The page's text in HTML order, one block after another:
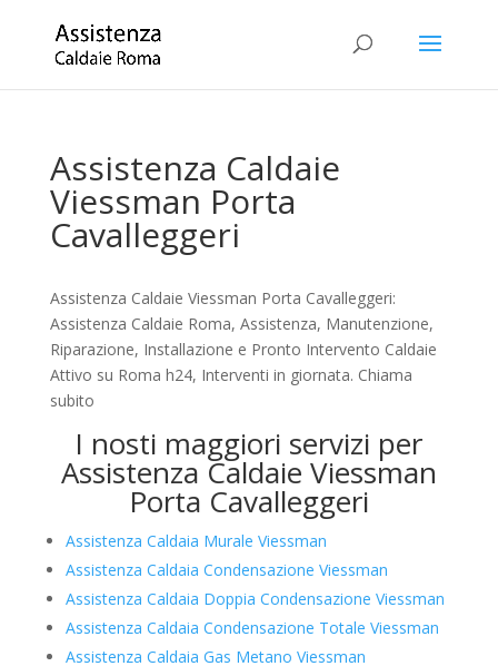
Assistenza Caldaie
Viessman Porta
Cavalleggeri
Assistenza Caldaie Viessman Porta Cavalleggeri:
Assistenza Caldaie Roma, Assistenza, Manutenzione,
Riparazione, Installazione e Pronto Intervento Caldaie
Attivo su Roma h24, Interventi in giornata. Chiama
subito
I nosti maggiori servizi per
Assistenza Caldaie Viessman
Porta Cavalleggeri
Assistenza Caldaia Murale Viessman
Assistenza Caldaia Condensazione Viessman
Assistenza Caldaia Doppia Condensazione Viessman
Assistenza Caldaia Condensazione Totale Viessman
Assistenza Caldaia Gas Metano Viessman